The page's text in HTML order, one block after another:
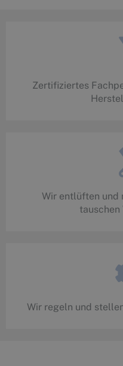
Zertifiziertes
Wir entlüften und
Wir regeln und